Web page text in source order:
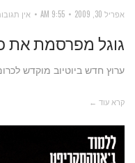
אפריל 30, 2009 9:55 AM אין
גוגל מפרסמת את כרום ב-11
ערוץ חדש ביוטיוב מוקדש
קרא עוד ←